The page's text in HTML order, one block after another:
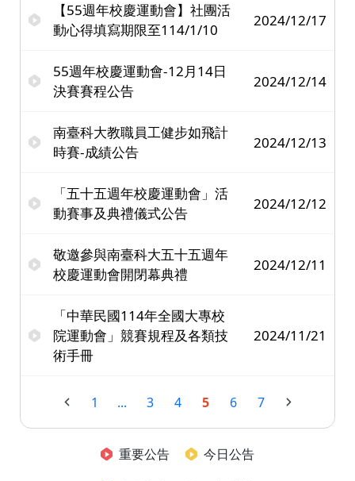
【55週年校慶運動會】社團活
動心得填寫期限至114/1/10
2024/12/17
55週年校慶運動會-12月14日
決賽賽程公告
2024/12/14
南臺科大教職員工健步如飛計
時賽-成績公告
2024/12/13
「五十五週年校慶運動會」活
動賽事及典禮儀式公告
2024/12/12
敬邀參與南臺科大五十五週年
校慶運動會開閉幕典禮
2024/12/11
「中華民國114年全國大專校
院運動會」競賽規程及各類技
術手冊
2024/11/21
1 ... 3 4 5 6 7
重要公告
今日公告